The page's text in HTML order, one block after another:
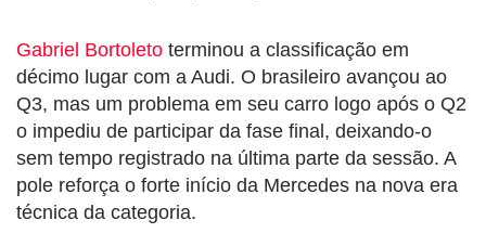
Gabriel Bortoleto terminou a classificação em
décimo lugar com a Audi. O brasileiro avançou ao
Q3, mas um problema em seu carro logo após o Q2
o impediu de participar da fase final, deixando-o
sem tempo registrado na última parte da sessão. A
pole reforça o forte início da Mercedes na nova era
técnica da categoria.